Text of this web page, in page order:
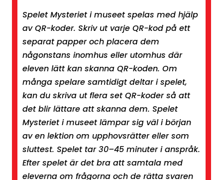
Spelet Mysteriet i museet spelas med hjälp
av QR-koder. Skriv ut varje QR-kod på ett
separat papper och placera dem
någonstans inomhus eller utomhus där
eleven lätt kan skanna QR-koden. Om
många spelare samtidigt deltar i spelet,
kan du skriva ut flera set QR-koder så att
det blir lättare att skanna dem. Spelet
Mysteriet i museet lämpar sig väl i början
av en lektion om upphovsrätter eller som
sluttest. Spelet tar 30–45 minuter i anspråk.
Efter spelet är det bra att samtala med
eleverna om frågorna och de rätta svaren